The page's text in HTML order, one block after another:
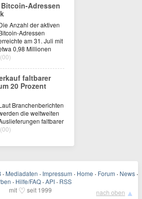
Adressen
Anzahl der aktiven
Adressen
am 31. Juli mit
0,98 Millionen
(00)
faltbarer
20 Prozent
Branchenberichten
die weltweiten
faltbarer
(00)
· Mediadaten · Impressum · Home · Forum · News ·
· Hilfe/FAQ · API · RSS
mit ♡ seit 1999 nach oben ▲